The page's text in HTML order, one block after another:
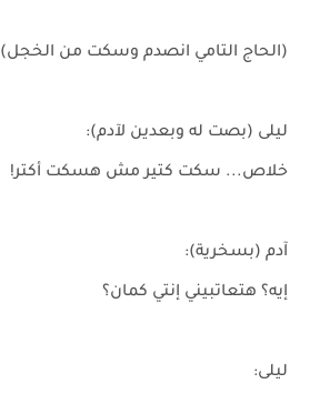
(الحاج التامي انصدم وسكت من الخجل)
ليلى (بصت له وبعدين لآدم):
خلاص... سكت كتير مش هسكت أكتر!
آدم (بسخرية):
إيه؟ هتعاتبيني إنتي كمان؟
ليلى: